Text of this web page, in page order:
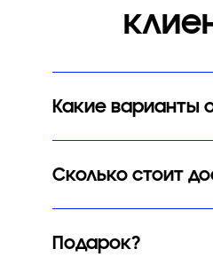
Какие варианты
Сколько стоит
Подарок?